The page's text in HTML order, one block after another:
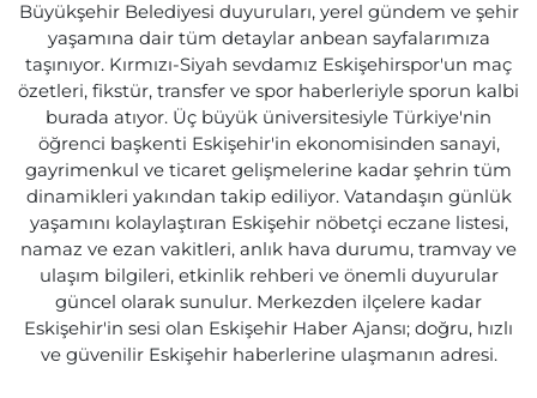
Büyükşehir Belediyesi duyuruları, yerel gündem ve şehir
yaşamına dair tüm detaylar anbean sayfalarımıza
taşınıyor. Kırmızı-Siyah sevdamız Eskişehirspor'un maç
özetleri, fikstür, transfer ve spor haberleriyle sporun kalbi
burada atıyor. Üç büyük üniversitesiyle Türkiye'nin
öğrenci başkenti Eskişehir'in ekonomisinden sanayi,
gayrimenkul ve ticaret gelişmelerine kadar şehrin tüm
dinamikleri yakından takip ediliyor. Vatandaşın günlük
yaşamını kolaylaştıran Eskişehir nöbetçi eczane listesi,
namaz ve ezan vakitleri, anlık hava durumu, tramvay ve
ulaşım bilgileri, etkinlik rehberi ve önemli duyurular
güncel olarak sunulur. Merkezden ilçelere kadar
Eskişehir'in sesi olan Eskişehir Haber Ajansı; doğru, hızlı
ve güvenilir Eskişehir haberlerine ulaşmanın adresi.